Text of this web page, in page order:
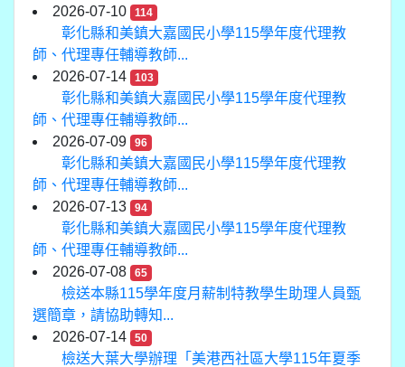
2026-07-10 114
彰化縣和美鎮大嘉國民小學115學年度代理教
師、代理專任輔導教師...
2026-07-14
103
彰化縣和美鎮大嘉國民小學115學年度代理教
師、代理專任輔導教師...
2026-07-09
96
彰化縣和美鎮大嘉國民小學115學年度代理教
師、代理專任輔導教師...
2026-07-13
94
彰化縣和美鎮大嘉國民小學115學年度代理教
師、代理專任輔導教師...
2026-07-08
65
檢送本縣115學年度月薪制特教學生助理人員甄
選簡章，請協助轉知...
2026-07-14
50
檢送大葉大學辦理「美港西社區大學115年夏季